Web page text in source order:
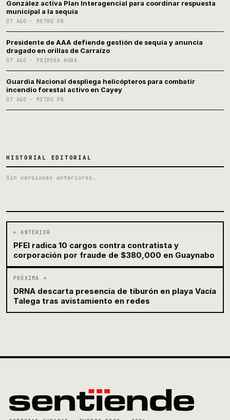
González activa Plan Interagencial para coordinar respuesta
municipal a la sequía
07 AGO · METRO PR
Presidente de AAA defiende gestión de sequía y anuncia
dragado en orillas de Carraízo
07 AGO · PRIMERA HORA
Guardia Nacional despliega helicópteros para combatir
incendio forestal activo en Cayey
07 AGO · METRO PR
HISTORIAL EDITORIAL
Sin versiones anteriores.
← ANTERIOR
PFEI radica 10 cargos contra contratista y
corporación por fraude de $380,000 en Guaynabo
PRÓXIMA →
DRNA descarta presencia de tiburón en playa Vacía
Talega tras avistamiento en redes